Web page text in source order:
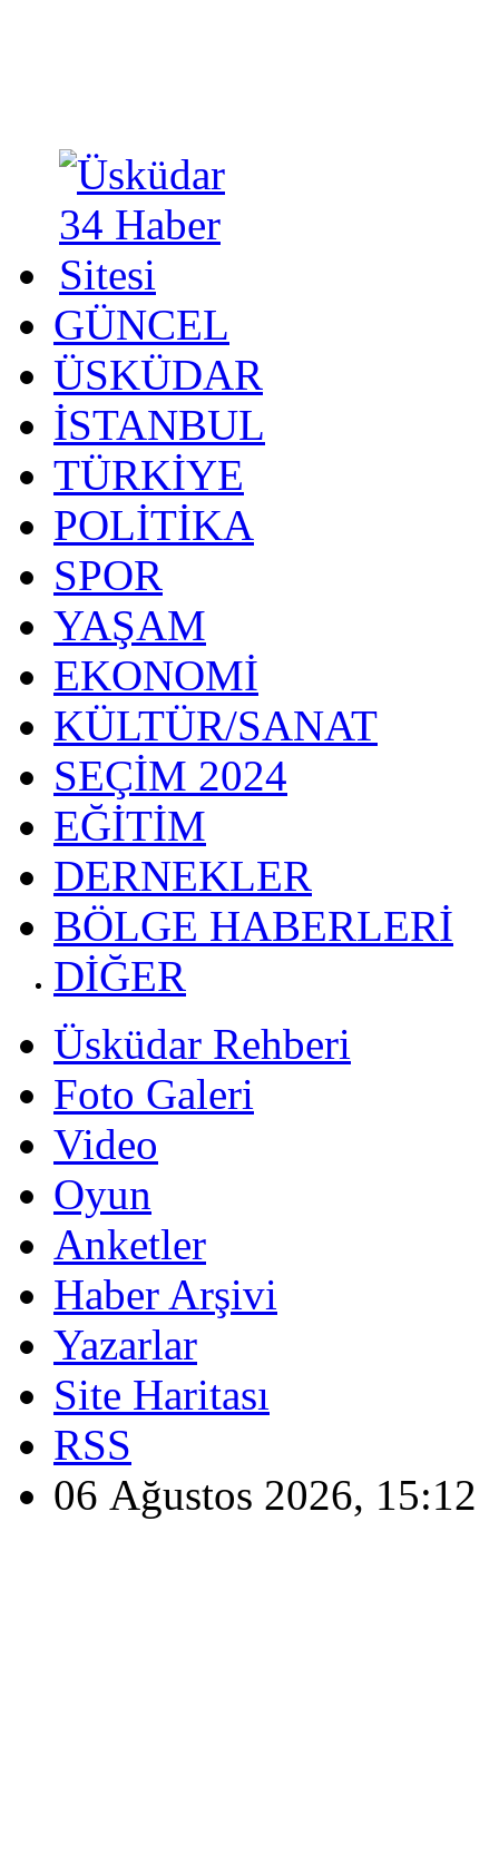
GÜNCEL
ÜSKÜDAR
İSTANBUL
TÜRKİYE
POLİTİKA
SPOR
YAŞAM
EKONOMİ
KÜLTÜR/SANAT
SEÇİM 2024
EĞİTİM
DERNEKLER
BÖLGE HABERLERİ
DİĞER
Üsküdar Rehberi
Foto Galeri
Video
Oyun
Anketler
Haber Arşivi
Yazarlar
Site Haritası
RSS
06 Ağustos 2026, 15:12